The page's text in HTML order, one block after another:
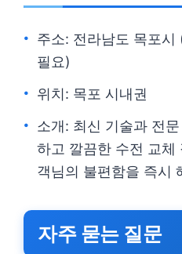
주소: 전라남도 목포시
필요)
위치: 목포 시내권
소개: 최신 기술과 전
하고 깔끔한 수전 교체
객님의 불편함을 즉시
자주 묻는 질문